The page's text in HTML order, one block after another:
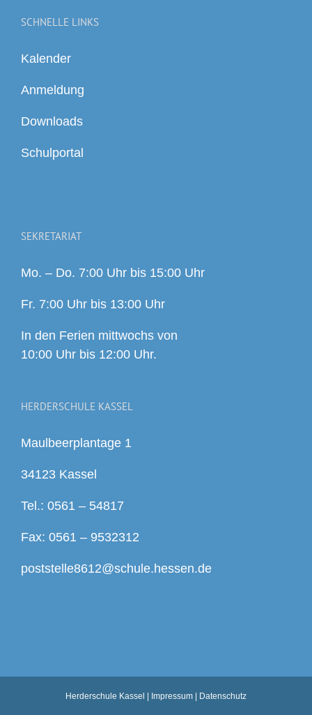
SCHNELLE LINKS
Kalender
Anmeldung
Downloads
Schulportal
SEKRETARIAT
Mo. – Do. 7:00 Uhr bis 15:00 Uhr
Fr. 7:00 Uhr bis 13:00 Uhr
In den Ferien mittwochs von
10:00 Uhr bis 12:00 Uhr.
HERDERSCHULE KASSEL
Maulbeerplantage 1
34123 Kassel
Tel.: 0561 – 54817
Fax: 0561 – 9532312
poststelle8612@schule.hessen.de
Herderschule Kassel | Impressum Datenschutz